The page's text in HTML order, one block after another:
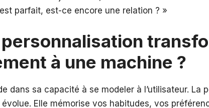
parfait, est-ce encore une relation ? »
à une machine ?
dans sa capacité à se modeler à l’utilisateur. La
évolue. Elle mémorise vos habitudes, vos